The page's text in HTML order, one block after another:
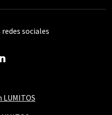
LUMITOS
sociales